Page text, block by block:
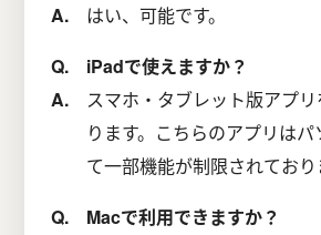
はい、可能です。
iPadで使えますか？
スマホ・タブレット版アプ
ります。こちらのアプリは
て一部機能が制限されており
Macで利用できますか？